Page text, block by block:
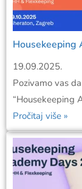
Housekeeping
19.09.2025.
Pozivamo vas
“Housekeeping
Pročitaj više »